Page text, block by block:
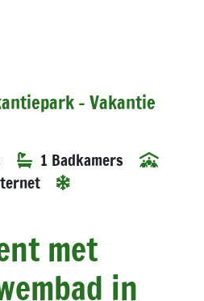
- Vakantie
1 Badkamers
met
in